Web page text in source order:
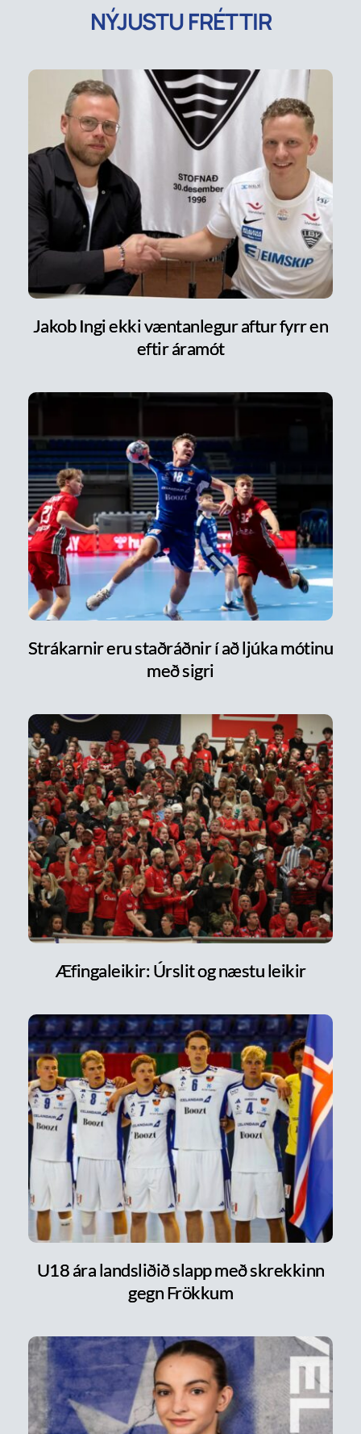
NÝJUSTU FRÉTTIR
Jakob Ingi ekki væntanlegur aftur fyrr en
eftir áramót
Strákarnir eru staðráðnir í að ljúka mótinu
með sigri
Æfingaleikir: Úrslit og næstu leikir
U18 ára landsliðið slapp með skrekkinn
gegn Frökkum